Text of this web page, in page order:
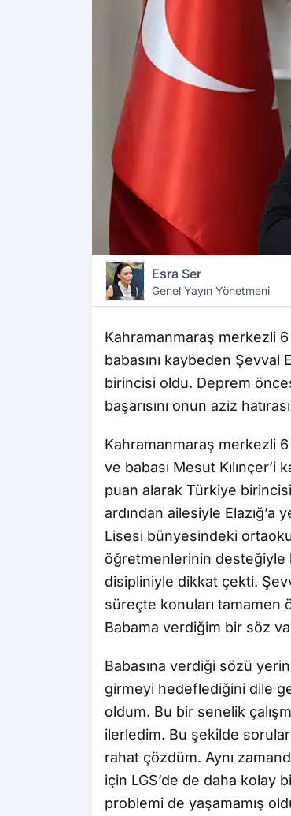
Esra Ser
Genel Yayın Yönetmeni
Kahramanmaraş merkezli
babasını kaybeden Şevval
birincisi oldu. Deprem
başarısını onun aziz
Kahramanmaraş merkezli
ve babası Mesut Kılınçer’i
puan alarak Türkiye
ardından ailesiyle
Lisesi bünyesindeki
öğretmenlerinin desteğiyle
disipliniyle dikkat çekti.
süreçte konuları tamamen
Babama verdiğim bir söz
Babasına verdiği sözü
girmeyi hedeflediğini dile
oldum. Bu bir senelik
ilerledim. Bu şekilde
rahat çözdüm. Aynı
için LGS’de de daha kolay
problemi de yaşamamış